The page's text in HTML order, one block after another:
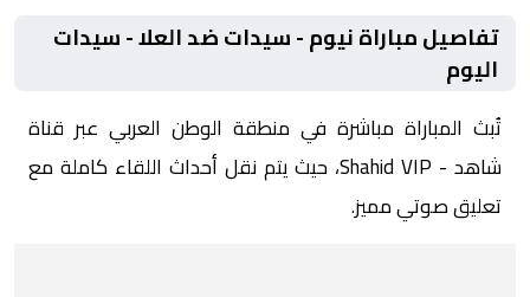
تفاصيل مباراة نيوم - سيدات ضد العلا - سيدات
اليوم
تُبث المباراة مباشرة في منطقة الوطن العربي عبر قناة
شاهد - Shahid VIP، حيث يتم نقل أحداث اللقاء كاملة مع
تعليق صوتي مميز.